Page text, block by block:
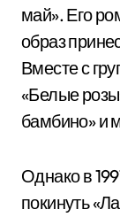
май». Его
образ
Вместе с
«Белые
бамбино» и
Однако в
покинуть